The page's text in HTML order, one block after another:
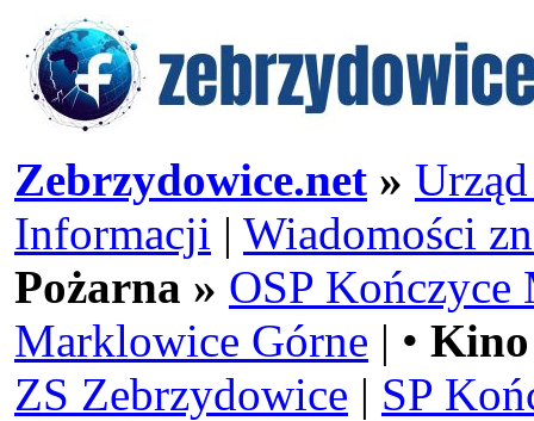
Zebrzydowice.net »
Informacji | Wiadomości
Pożarna » OSP Kończyce
Marklowice Górne | •
ZS Zebrzydowice | SP